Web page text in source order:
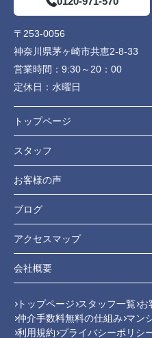
〒253-0056
神奈川県茅ヶ崎市共恵2-8-33
営業時間： 9:30～20：00
定休日： 水曜日
トップページ
スタッフ
お客様の声
ブログ
アクセスマップ
会社概要
トップページ スタッフ一覧 お
仲介手数料無料の仕組み マン
利用規約 プライバシーポリシ